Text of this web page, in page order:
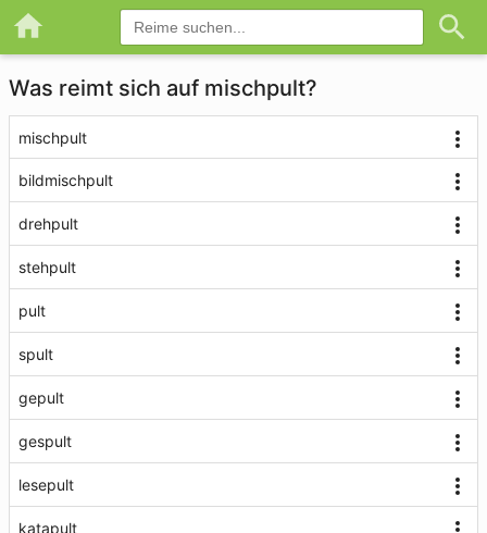
Was reimt sich auf mischpult?
mischpult
bildmischpult
drehpult
stehpult
pult
spult
gepult
gespult
lesepult
katapult